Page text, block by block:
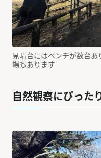
見晴台にはベンチが数台
場もあります
自然観察にぴった